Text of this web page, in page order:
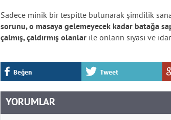
Sadece minik bir tespitte bulunarak şimdilik
sorunu, o masaya gelemeyecek kadar batağa
çalmış, çaldırmış olanlar ile onların siyasi ve
Beğen Tweet
YORUMLAR